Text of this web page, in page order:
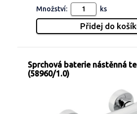
Množství: ks
Sprchová baterie nástěnná
(58960/1.0)